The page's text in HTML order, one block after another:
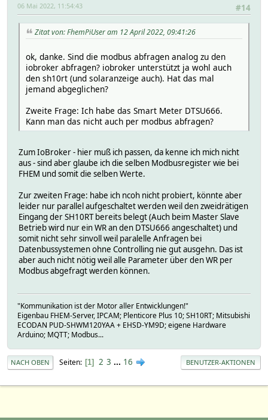
#14
06 Mai 2022, 11:54:43
Zitat von: FhemPiUser am 12 April 2022, 09:41:26
ok, danke. Sind die modbus abfragen analog zu den
iobroker abfragen? iobroker unterstützt ja wohl auch
den sh10rt (und solaranzeige auch). Hat das mal
jemand abgeglichen?
Zweite Frage: Ich habe das Smart Meter DTSU666.
Kann man das nicht auch per modbus abfragen?
Zum IoBroker - hier muß ich passen, da kenne ich mich nicht
aus - sind aber glaube ich die selben Modbusregister wie bei
FHEM und somit die selben Werte.
Zur zweiten Frage: habe ich ncoh nicht probiert, könnte aber
leider nur parallel aufgeschaltet werden weil den zweidrätigen
Eingang der SH10RT bereits belegt (Auch beim Master Slave
Betrieb wird nur ein WR an den DTSU666 angeschaltet) und
somit nicht sehr sinvoll weil paralelle Anfragen bei
Datenbussystemen ohne Controlling nie gut ausgehn. Das ist
aber auch nicht nötig weil alle Parameter über den WR per
Modbus abgefragt werden können.
"Kommunikation ist der Motor aller Entwicklungen!"
Eigenbau FHEM-Server, IPCAM; Plenticore Plus 10; SH10RT; Mitsubishi
ECODAN PUD-SHWM120YAA + EHSD-YM9D; eigene Hardware
Arduino; MQTT; Modbus...
NACH OBEN Seiten 1 2 3 ... 16 BENUTZER-AKTIONEN